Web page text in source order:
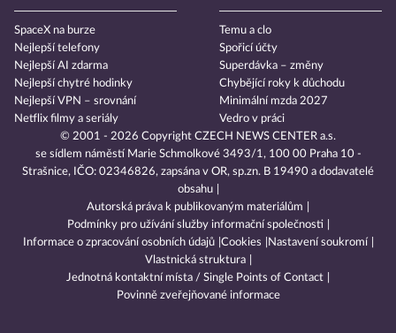
SpaceX na burze
Nejlepší telefony
Nejlepší AI zdarma
Nejlepší chytré hodinky
Nejlepší VPN – srovnání
Netflix filmy a seriály
Temu a clo
Spořicí účty
Superdávka – změny
Chybějící roky k důchodu
Minimální mzda 2027
Vedro v práci
© 2001 - 2026 Copyright CZECH NEWS CENTER a.s.
se sídlem náměstí Marie Schmolkové 3493/1, 100 00 Praha 10 -
Strašnice, IČO: 02346826, zapsána v OR, sp.zn. B 19490 a dodavatelé
obsahu
Autorská práva k publikovaným materiálům
Podmínky pro užívání služby informační společnosti
Informace o zpracování osobních údajů Cookies
Nastavení soukromí
Vlastnická struktura
Jednotná kontaktní místa / Single Points of Contact
Povinně zveřejňované informace